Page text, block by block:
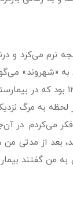
با سرطان دست‌وپنجه
لحظه به مرگ
در
بعد از مدتی
کرد تا این‌که روزی به